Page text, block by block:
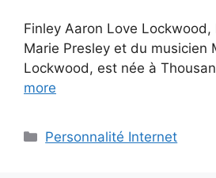
Finley Aaron Love
Marie Presley et du musicien
Lockwood, est née à
more
Categories
Personnalité Internet